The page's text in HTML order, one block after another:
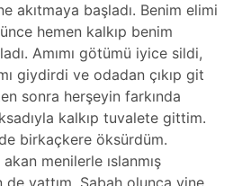
akıtmaya başladı. Benim elimi
hemen kalkıp benim
Amımı götümü iyice sildi,
giydirdi ve odadan çıkıp git
sonra herşeyin farkında
kalkıp tuvalete gittim.
birkaçkere öksürdüm.
menilerle ıslanmış
yattım. Sabah olunca yine